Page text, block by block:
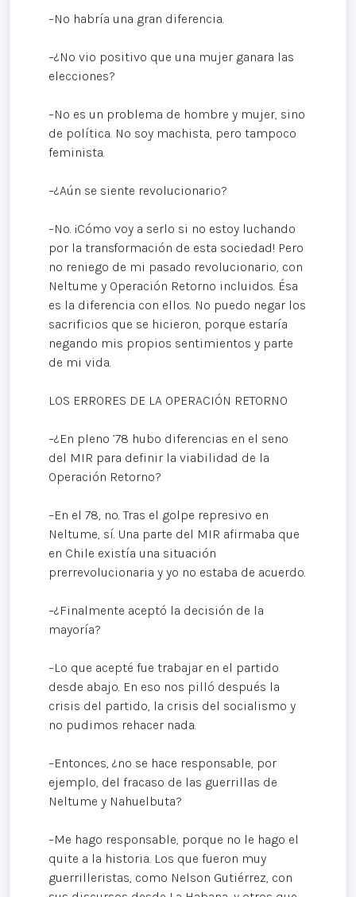
–No habría una gran diferencia.
–¿No vio positivo que una mujer ganara las
elecciones?
–No es un problema de hombre y mujer, sino
de política. No soy machista, pero tampoco
feminista.
–¿Aún se siente revolucionario?
–No. ¡Cómo voy a serlo si no estoy luchando
por la transformación de esta sociedad! Pero
no reniego de mi pasado revolucionario, con
Neltume y Operación Retorno incluidos. Ésa
es la diferencia con ellos. No puedo negar los
sacrificios que se hicieron, porque estaría
negando mis propios sentimientos y parte
de mi vida.
LOS ERRORES DE LA OPERACIÓN RETORNO
–¿En pleno ’78 hubo diferencias en el seno
del MIR para definir la viabilidad de la
Operación Retorno?
–En el 78, no. Tras el golpe represivo en
Neltume, sí. Una parte del MIR afirmaba que
en Chile existía una situación
prerrevolucionaria y yo no estaba de acuerdo.
–¿Finalmente aceptó la decisión de la
mayoría?
–Lo que acepté fue trabajar en el partido
desde abajo. En eso nos pilló después la
crisis del partido, la crisis del socialismo y
no pudimos rehacer nada.
–Entonces, ¿no se hace responsable, por
ejemplo, del fracaso de las guerrillas de
Neltume y Nahuelbuta?
–Me hago responsable, porque no le hago el
quite a la historia. Los que fueron muy
guerrilleristas, como Nelson Gutiérrez, con